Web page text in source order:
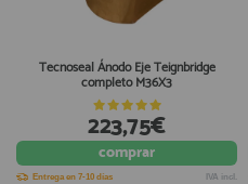
Tecnoseal Ánodo Eje Teignbridge
completo M36X3
223,75€
comprar
Entrega en 7-10 días IVA incl.